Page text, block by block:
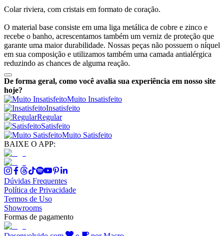
Colar riviera, com cristais em formato de coração.
O material base consiste em uma liga metálica de cobre e zinco e
recebe o banho, acrescentamos também um verniz de proteção que
garante uma maior durabilidade. Nossas peças não possuem o níquel
em sua composição e utilizamos também uma camada antialérgica
reduzindo as chances de alguma reação.
De forma geral, como você avalia sua experiência em nosso site
hoje?
Muito Insatisfeito
Insatisfeito
Regular
Satisfeito
Muito Satisfeito
BAIXE O APP:
Dúvidas Frequentes
Política de Privacidade
Termos de Uso
Showrooms
Formas de pagamento